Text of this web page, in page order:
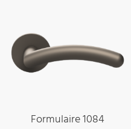
Formulaire 1084